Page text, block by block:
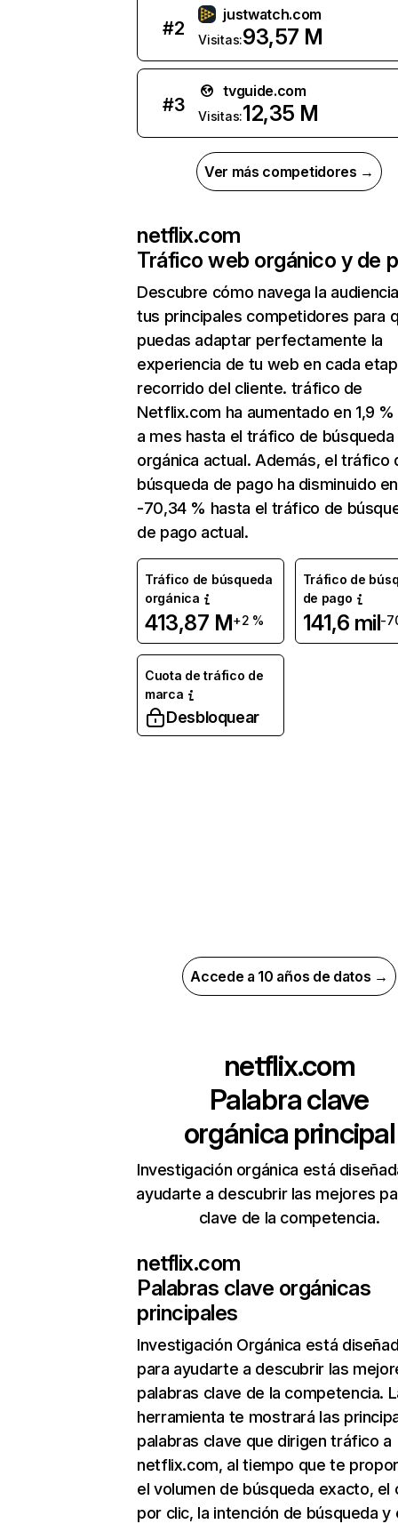
#2
justwatch.com
Visitas:93,57 M
#3
tvguide.com
Visitas:12,35 M
Ver más competidores →
netflix.com
Tráfico web orgánico y de
Descubre cómo navega la
tus principales competidores para
puedas adaptar perfectamente la
experiencia de tu web en cada
recorrido del cliente. tráfico de
Netflix.com ha aumentado en 1,9
a mes hasta el tráfico de búsqueda
orgánica actual. Además, el tráfico
búsqueda de pago ha disminuido en
-70,34 % hasta el tráfico de
de pago actual.
Tráfico de búsqueda
orgánica
413,87 M+2 %
Tráfico de
de pago
141,6 mil-
Cuota de tráfico de
marca
Desbloquear
Accede a 10 años de datos →
netflix.com
Palabra clave
orgánica principal
Investigación orgánica está
ayudarte a descubrir las mejores
clave de la competencia.
netflix.com
Palabras clave orgánicas
principales
Investigación Orgánica está
para ayudarte a descubrir las
palabras clave de la competencia.
herramienta te mostrará las
palabras clave que dirigen tráfico a
netflix.com, al tiempo que te
el volumen de búsqueda exacto, el
por clic, la intención de búsqueda y